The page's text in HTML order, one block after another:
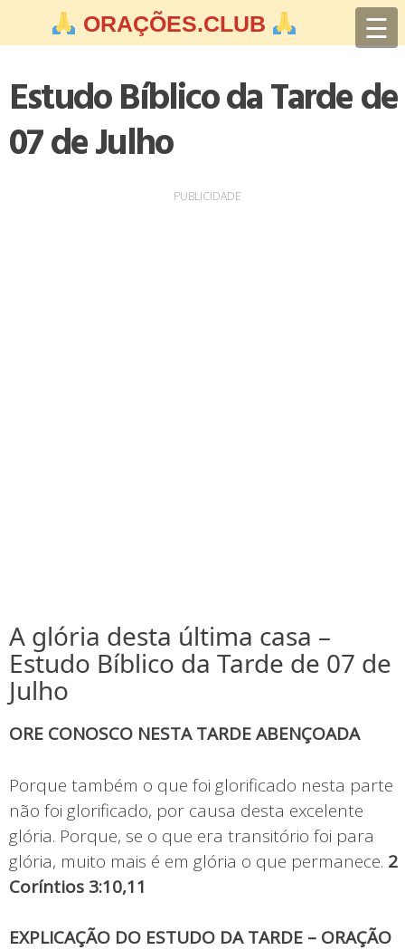
ORAÇÕES.CLUB ☰
Estudo Bíblico da Tarde de
07 de Julho
PUBLICIDADE
A glória desta última casa –
Estudo Bíblico da Tarde de 07 de
Julho
ORE CONOSCO NESTA TARDE ABENÇOADA
Porque também o que foi glorificado nesta parte
não foi glorificado, por causa desta excelente
glória. Porque, se o que era transitório foi para
glória, muito mais é em glória o que permanece. 2
Coríntios 3:10,11
EXPLICAÇÃO DO ESTUDO DA TARDE – ORAÇÃO